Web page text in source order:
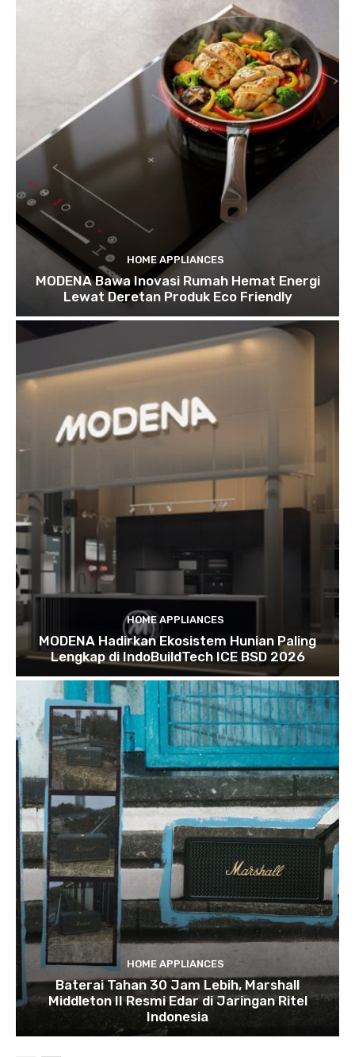
HOME APPLIANCES
MODENA Bawa Inovasi Rumah Hemat Energi
Lewat Deretan Produk Eco Friendly
HOME APPLIANCES
MODENA Hadirkan Ekosistem Hunian Paling
Lengkap di IndoBuildTech ICE BSD 2026
HOME APPLIANCES
Baterai Tahan 30 Jam Lebih, Marshall
Middleton II Resmi Edar di Jaringan Ritel
Indonesia